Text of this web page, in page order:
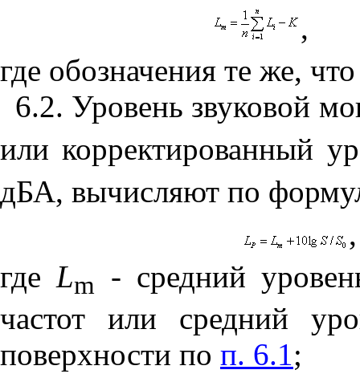
,
где обозначения те же,
6.2. Уровень звуковой
или корректированный
дБА, вычисляют по
,
где Lm - средний
частот или средний
поверхности по п. 6.1;